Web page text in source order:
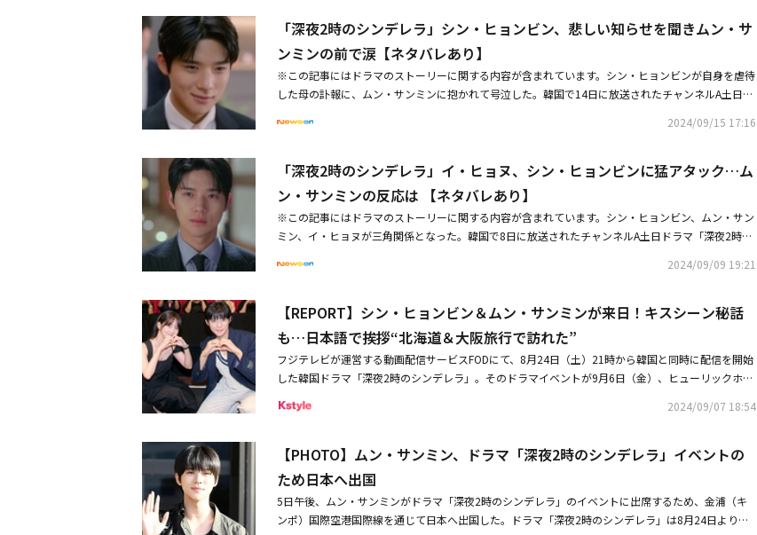
す人気リアリティーショー「旅する中華レストラン 新人シェフのおもてなし～長沙・桂林・海口編
～」が日本初上陸。中国の3つの都市、長沙・桂林・海口を舞台に、大人気俳優ゴン・ジュン（2～8
話に出演）とタン・ジェンツー（9～18話に出演）らが、移動式トラックレストランの営業に挑戦す
る。真面目で愛嬌満点のゴン・ジュン、意外とお茶目で可愛いタン・ジェンツーの素顔は胸キュン！
目でも楽しめる本格中華料理にも注目。■放送情報【韓国ドラマ】「運の悪い日」8月5日（火）ア
ンコール一挙放送スタート毎週（月）～（金）午前6:15～ ※8月6日（水）は放送なし出演：イ・ソ
2話連続放送再放送：翌週（水）午前11:45～ ※2話連続放送出演：イ・ソジン、ユン・チャニョン、
ボン・ジェヒョン（Golden Child）演出：イ・ソンテク / 脚本：チョン・ダヒ「ダークホール－愛を
奪う闇－」8月20日（水）アンコール一挙放送スタート毎週（月）～（金）午前6:15～ ※8月29日
（金）は午前6:20～出演：キム・オクビン、イ・ジュニョク、ソン・サンウン、パク・グンロク、イ
初放送スタート！毎週（金）午後11:00～ ※2話連続放送出演：シン・ヒョンビン、ムン・サンミ
番組】「EXOのあみだで世界旅行～巨済＆統営編～」8月15日（金）アンコール放送スタート！毎週
ン）「2024 EXO FAN MEETING：ONE」8月30日（土）午後9:00～出演：EXO（スホ、シウミン、ベ
クヒョン、チェン、チャンヨル、ディオ）【中国バラエティ】「旅する中華レストラン 新人シェフ
のおもてなし～長沙・桂林・海口編～」8月17日（日）放送スタート！毎週（日）深夜0:00～ ※2話
連続放送再放送：翌週（土）午前8:00～ ※2話連続放送出演：ホアン・シャオミン、ゴン・ジュン、
ー！、J:COM、ひかりTV、その他ケーブルテレビ局にてご視聴頂けます。すでにCS放送をご視聴・
ご契約の方は、ご契約のところに「衛星劇場」を追加でお申し込みください。未加入、もしくはご不
明な方は、まずはスカパー！ が映るかをチェック！視聴方法はこちら【衛星劇場カスタマーセンタ
ー】電話番号 0570-001-444受付時間 10:00～20:00（年中無休）（IP電話専用 03-6741-7535）■関
にムン・サンミンは「ユンソ（シン・ヒョンビン）は現実的ですが、僕はおとぎ話の中の王子様のよ
うに、ファンタジーのように見えなければならないと思い、おとぎ話の中の王子様になってみようと
思いました。うまくできたのかな？」とし、笑った。監督からも、撮影中に「キム秘書はいったい、
なぜ？」のクリップ映像を見るように言われたといい、「特にキスシーンを撮る前に、参考になるか
らと言われて見ました。見たら、きれいに映る角度があることが分かりました。それを家でいつも練
習しました。結果的にうまくできたと思います」と明かした。「シュルプ」では王の世継ぎ、「ウエ
ディング・インポッシブル」と「深夜2時のシンデレラ」では財閥を相次いで演じているムン・サン
です。僕も違う感じのキャラクターを演じてみたいと思いました」と話した。続けて「僕の母親はド
ラマが大好きで、最近ジュノ先輩が本当に好きなんです。『海街チャチャチャ』も楽しんでいたの
で、キム・ソンホ先輩も好きです。演技に対する評価も冷静にしてくれますが、今回の作品は『いい
ね』と言ってくれて嬉しかったです。もう少しゆっくりやるようにと言ってくれました」とつけ加え
た。シン・ヒョンビンとの共演については「姉さん（シン・ヒョンビン）が現場で僕の演技をすごく
リスペクトしてくださいました。気楽に接してくださったので、僕もうまくやることができました。
人見知りをしていました。僕は姉さんのファンだったので、顔をきちんと見ることができなかったん
です。そのような恥ずかしさはあったのですが、会った時から年齢差は重要ではありませんでした」
と打ち明けた。年上年下ロマンスの経験はあるのだろうか。ムン・サンミンは「前から理想のタイプ
は年上だったんです」とし「そのようなロマンはありました。オフィスロマンス社内恋愛に、台本を
楽しく撮影ができました」とつけ加えた。
予定のスクリーンデビュー作「パヴァーヌ」を通じてイメージチェンジを予告している。
めに、自分の子供の頃の痛みを公開しなければならない危機に置かれた。ジュウォンのために逆プロ
ポーズイベントを悩んでいたユンソは、まず別れを名目に受け取ったお金を返すためにジュウォンの
母親で財閥グループの会長のキム・ソンジュのところに向かった。ユンソに会って憤慨したキム・ソ
ンジュは、翌日、ユンソの辞職処理を前倒しにし、無情な態度を見せた。ユンソの退社を知ったソン
ミン（イ・ヒョヌ）は送別会を提案し、嫉妬のためすぐに駆けつけたジュウォンもその場に合流し
た。ユンソを間において今もごたごたするジュウォンとソンミン。ユンソが席を外した間、ユンソと
まで言えなかった本音を打ち明けた。母親をがっかりさせないために、夢すら見ることもなく生きて
きたジュウォンは「もう、幸せになりたいよ」という言葉でソンジュの心を揺さぶった。ジュウォン
の本音が届いたのか、翌日、ソンジュは冷たい態度の代わりに開かれた心を見せ、ジュウォンとユン
ソに希望を抱かせた。ジュウォンに逆プロポーズをしてその気持ちに答えたユンソは、再びソンジュ
する」という条件で、ジュウォンとの結婚が許された。その裏側には不遇な環境で育ったユンソの過
はジュウォンのためにプライドを曲げて、屈辱に耐えながら結婚することができるのか。最終回でユ
ンソがどのような選択をするか、関心が集まる。「深夜2時のシンデレラ」最終回は、韓国で9月22
日に放送される。
「深夜2時のシンデレラ」シン・ヒョンビン、悲しい知らせを聞きムン・サ
ンミンの前で涙【ネタバレあり】
※この記事にはドラマのストーリーに関する内容が含まれています。シン・ヒョンビンが自身を虐待
した母の訃報に、ムン・サンミンに抱かれて号泣した。韓国で14日に放送されたチャンネルA土日ド
話を聞いて、ソ・ジュウォン（ムン・サンミン）に抱かれて涙を流すハ・ユンソ（シン・ヒョンビ
は、ソ・シウォン（ユン・バク）のアドバイスを聞き、悪い男になってユンソの心を揺さぶることに
した。執務室を移し、ユンソにはいつもYes Manだったジュウォンが、一から十までユンソの意見に
反論しながら気難しく振舞った。最後は嫉妬誘発だった。兄の妻イ・ミジン（パク・ソジン）との仲
睦まじい姿でユンソを緊張させた。しかし悪い男にだって顔色をうかがう必要はある。ジュウォンは
ユンソの誕生日までは悪い男のコンセプトをキープしようとしたが、急いでユンソに連絡をした。し
かしつながらなかった。誕生日を迎えたユンソはジュウォンのことを何回も思い出した。ユンソに
振るった父とその状況を傍観していた母親。親から逃げたユンソにとって家族は弟だけだった。子供
の道理に言及しながら父の葬儀に来てほしいという母に「天罰を受ける」と絶縁をしたユンソの心境
が複雑になった。一生憎んでいた母の死で揺れるユンソ。心を決めて母の葬儀場へ向かったものの、
葬儀場に来ない子供たちを責める人々の話を聞いて背を向けた。そしてジソクからの連絡を受けて葬
うに、ジュウォンに抱かれたまま嗚咽した。
2024/09/15 17:16
「深夜2時のシンデレラ」イ・ヒョヌ、シン・ヒョンビンに猛アタック…ム
ン・サンミンの反応は 【ネタバレあり】
※この記事にはドラマのストーリーに関する内容が含まれています。シン・ヒョンビン、ムン・サン
ミン、イ・ヒョヌが三角関係となった。韓国で8日に放送されたチャンネルA土日ドラマ「深夜2時の
ヌ）とそれに嫉妬するソ・ジュウォン（ムン・サンミン）の姿が描かれた。ジュウォンは「すでに終
締めた。しかし、気があるとユンソに気持ちを表現するソンミンが彼を刺激した。ソンミンを牽制し
始めたジュウォンは、出張で参加できない飲み会のことを思い、戦々恐々とした。シウォンはユンソ
のため苦しんでいるジュウォンを見て、ジュウォンの味方になると決心し、涙ぐましい兄弟愛を見せ
た。ヘリを飛ばし、済州（チェジュ）にいたジュウォンをソウルの飲み会に移動させたのだ。飲み会
に合流したジュウォンとソンミンの本格的な神経戦が始まった。飲みくらべをする2人の男性を見て
いたユンソが結局残ったウイスキーを全部飲んで状況を整理しようとしたが、皆が酔っぱらってしま
私のバランスを考えていた彼女は我慢できず、ソンミンに酷いことを言った。こうした中、ソンミン
の家庭に問題が発生し、ユンソは急いでソンミンを探しに行った。再会した2人。ソンミンはこれま
での茶目っ気あふれる姿とは異なり、真剣な顔で実の父と縁を切った事情を打ち明けた。ユンソはす
べてを諦めようとしていたソンミンに一筋の光になってあげた。彼の真心のこもった告白にユンソの
2024/09/09 19:21
【REPORT】シン・ヒョンビン＆ムン・サンミンが来日！キスシーン秘話
も…日本語で挨拶“北海道＆大阪旅行で訪れた”
フジテレビが運営する動画配信サービスFODにて、8月24日（土）21時から韓国と同時に配信を開始
した韓国ドラマ「深夜2時のシンデレラ」。そのドラマイベントが9月6日（金）、ヒューリックホー
のハ・ユンソと、彼女の気持ちを取り戻そうとするロマンチスト御曹司ソ・ジュウォンが織り成すラ
ウーマン・ユンソと、愛してるのに別れるのか？と愛を守ることが自分を守ることだと信じる財閥3
世の男性・ジュウォンは、1年半順調に交際していた。しかし、ジュウォンの母親から家柄の差を理
由に交際を反対され、ユンソはジュウォンに嫌われるための手切れ金を受け取り別れることを決意。
ところがジュウォンは別れてあげるけど、しつこく付きまとうのは俺の自由だ！と、終わりだと思っ
ていた関係は思わぬ方向へ進んでいく。冷静さを保っていても、触れる手の感触一つで決心が揺らい
2024/09/07 18:54
【PHOTO】ムン・サンミン、ドラマ「深夜2時のシンデレラ」イベントの
ため日本へ出国
5日午後、ムン・サンミンがドラマ「深夜2時のシンデレラ」のイベントに出席するため、金浦（キ
ンポ）国際空港国際線を通じて日本へ出国した。ドラマ「深夜2時のシンデレラ」は8月24日よりフ